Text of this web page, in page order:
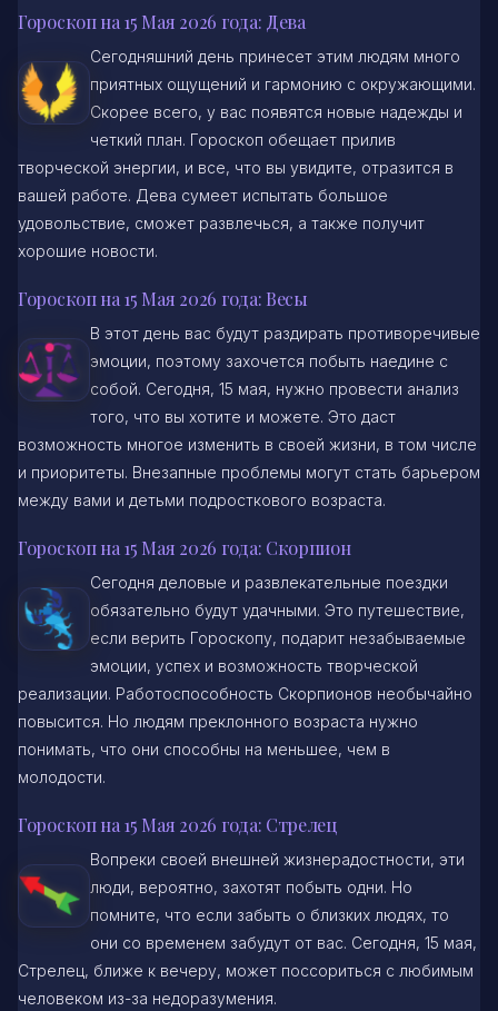
Гороскоп на 15 Мая 2026 года: Дева
Сегодняшний день принесет этим людям много
приятных ощущений и гармонию с окружающими.
Скорее всего, у вас появятся новые надежды и
четкий план. Гороскоп обещает прилив
творческой энергии, и все, что вы увидите, отразится в
вашей работе. Дева сумеет испытать большое
удовольствие, сможет развлечься, а также получит
хорошие новости.
Гороскоп на 15 Мая 2026 года: Весы
В этот день вас будут раздирать противоречивые
эмоции, поэтому захочется побыть наедине с
собой. Сегодня, 15 мая, нужно провести анализ
того, что вы хотите и можете. Это даст
возможность многое изменить в своей жизни, в том числе
и приоритеты. Внезапные проблемы могут стать барьером
между вами и детьми подросткового возраста.
Гороскоп на 15 Мая 2026 года: Скорпион
Сегодня деловые и развлекательные поездки
обязательно будут удачными. Это путешествие,
если верить Гороскопу, подарит незабываемые
эмоции, успех и возможность творческой
реализации. Работоспособность Скорпионов необычайно
повысится. Но людям преклонного возраста нужно
понимать, что они способны на меньшее, чем в
молодости.
Гороскоп на 15 Мая 2026 года: Стрелец
Вопреки своей внешней жизнерадостности, эти
люди, вероятно, захотят побыть одни. Но
помните, что если забыть о близких людях, то
они со временем забудут от вас. Сегодня, 15 мая,
Стрелец, ближе к вечеру, может поссориться с любимым
человеком из-за недоразумения.